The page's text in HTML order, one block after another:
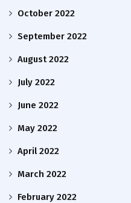
October 2022
September 2022
August 2022
July 2022
June 2022
May 2022
April 2022
March 2022
February 2022